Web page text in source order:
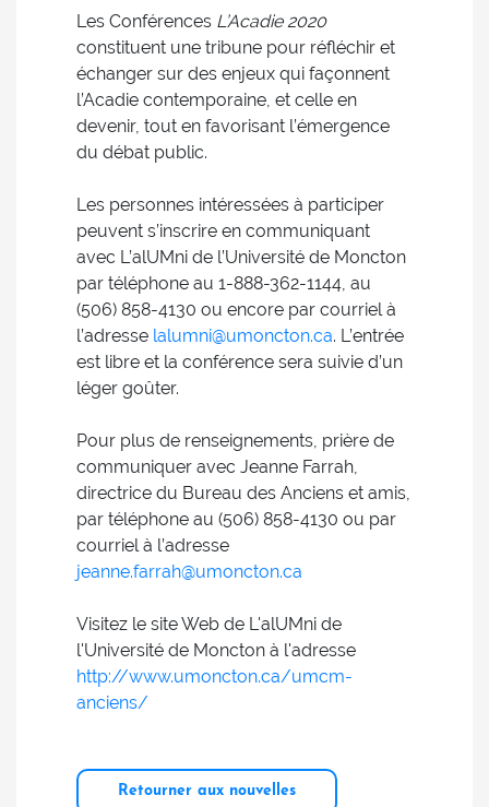
Les Conférences L’Acadie 2020
constituent une tribune pour réfléchir et
échanger sur des enjeux qui façonnent
l’Acadie contemporaine, et celle en
devenir, tout en favorisant l’émergence
du débat public.
Les personnes intéressées à participer
peuvent s’inscrire en communiquant
avec L’alUMni de l’Université de Moncton
par téléphone au 1-888-362-1144, au
(506) 858-4130 ou encore par courriel à
l’adresse lalumni@umoncton.ca. L’entrée
est libre et la conférence sera suivie d’un
léger goûter.
Pour plus de renseignements, prière de
communiquer avec Jeanne Farrah,
directrice du Bureau des Anciens et amis,
par téléphone au (506) 858-4130 ou par
courriel à l’adresse
jeanne.farrah@umoncton.ca
Visitez le site Web de L'alUMni de
l'Université de Moncton à l'adresse
http://www.umoncton.ca/umcm-
anciens/
Retourner aux nouvelles